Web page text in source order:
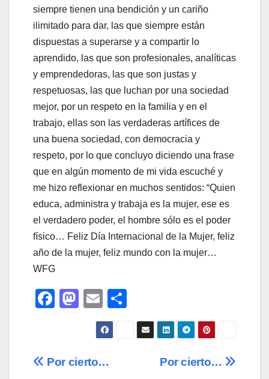
siempre tienen una bendición y un cariño
ilimitado para dar, las que siempre están
dispuestas a superarse y a compartir lo
aprendido, las que son profesionales, analíticas
y emprendedoras, las que son justas y
respetuosas, las que luchan por una sociedad
mejor, por un respeto en la familia y en el
trabajo, ellas son las verdaderas artífices de
una buena sociedad, con democracia y
respeto, por lo que concluyo diciendo una frase
que en algún momento de mi vida escuché y
me hizo reflexionar en muchos sentidos: “Quien
educa, administra y trabaja es la mujer, ese es
el verdadero poder, el hombre sólo es el poder
físico… Feliz Día Internacional de la Mujer, feliz
año de la mujer, feliz mundo con la mujer…
WFG
F
e
M
o
E
m
ail
o
m
Navegación
Por cierto…
Por cierto…